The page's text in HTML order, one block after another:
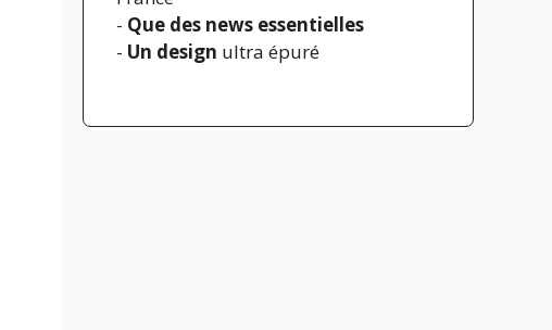
- Que des news essentielles
- Un design ultra épuré